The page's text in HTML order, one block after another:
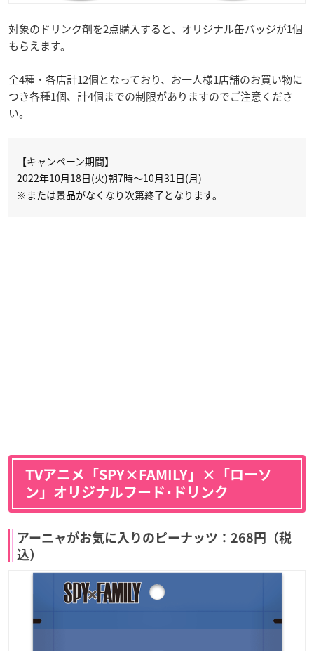
対象のドリンク剤を2点購入すると、オリジナル缶バッジが1個
もらえます。
全4種・各店計12個となっており、お一人様1店舗のお買い物に
つき各種1個、計4個までの制限がありますのでご注意くださ
い。
【キャンペーン期間】
2022年10月18日(火)朝7時～10月31日(月)
※または景品がなくなり次第終了となります。
TVアニメ「SPY×FAMILY」×「ローソ
ン」オリジナルフード･ドリンク
アーニャがお気に入りのピーナッツ：268円（税
込）